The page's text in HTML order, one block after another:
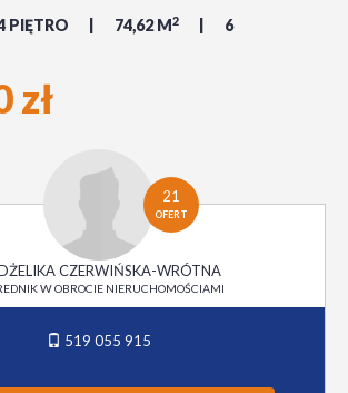
PIĘTRO 74,62 M2
6
zł
21
OFERT
CZERWIŃSKA-WRÓTNA
W OBROCIE NIERUCHOMOŚCIAMI
519 055 915